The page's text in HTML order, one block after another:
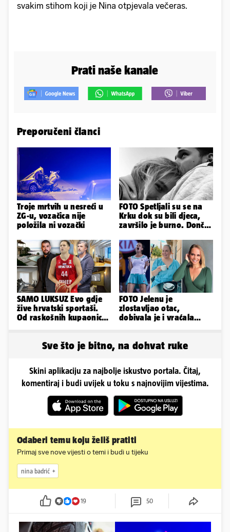
svakim stihom koji je Nina otpjevala večeras.
Prati naše kanale
Preporučeni članci
Troje mrtvih u nesreći u
ZG-u, vozačica nije
položila ni vozački
FOTO Spetljali su se na
Krku dok su bili djeca,
završilo je burno. Dončić
SAMO LUKSUZ Evo gdje
žive hrvatski sportaši.
Od raskošnih kupaonica
FOTO Jelenu je
zlostavljao otac,
dobivala je i vraćala
Sve što je bitno, na dohvat ruke
Skini aplikaciju za najbolje iskustvo portala. Čitaj,
komentiraj i budi uvijek u toku s najnovijim vijestima.
Odaberi temu koju želiš pratiti
Primaj sve nove vijesti o temi i budi u tijeku
nina badrić
19 50